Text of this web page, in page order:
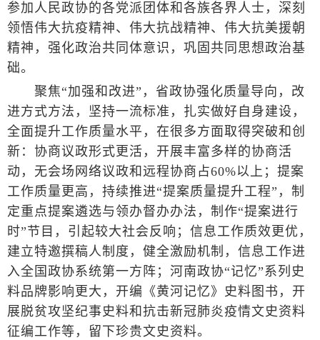
参加人民政协的各党派团体和各族各界人士，深刻
领悟伟大抗疫精神、伟大抗战精神、伟大抗美援朝
精神，强化政治共同体意识，巩固共同思想政治基
础。
聚焦“加强和改进”，省政协强化质量导向，改
进方式方法，坚持一流标准，扎实做好自身建设，
全面提升工作质量水平，在很多方面取得突破和创
新：协商议政形式更活，开展丰富多样的协商活
动，无会场网络议政和远程协商占60%以上；提案
工作质量更高，持续推进“提案质量提升工程”，制
定重点提案遴选与领办督办办法，制作“提案进行
时”节目，引起较大社会反响；信息工作质效更优，
建立特邀撰稿人制度，健全激励机制，信息工作进
入全国政协系统第一方阵；河南政协“记忆”系列史
料品牌影响更大，开编《黄河记忆》史料图书，开
展脱贫攻坚纪事史料和抗击新冠肺炎疫情文史资料
征编工作等，留下珍贵文史资料。